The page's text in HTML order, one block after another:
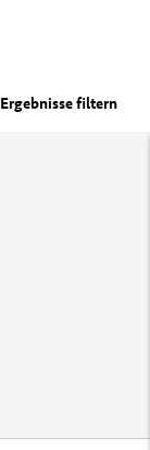
Ergebnisse filtern